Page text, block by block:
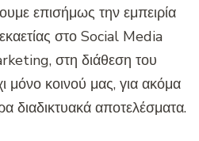
επισήμως την εμπειρία
στο Social Media
στη διάθεση του
μόνο κοινού μας, για ακόμα
διαδικτυακά αποτελέσματα.